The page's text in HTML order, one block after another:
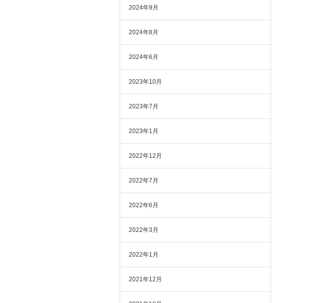
2024年9月
2024年8月
2024年6月
2023年10月
2023年7月
2023年1月
2022年12月
2022年7月
2022年6月
2022年3月
2022年1月
2021年12月